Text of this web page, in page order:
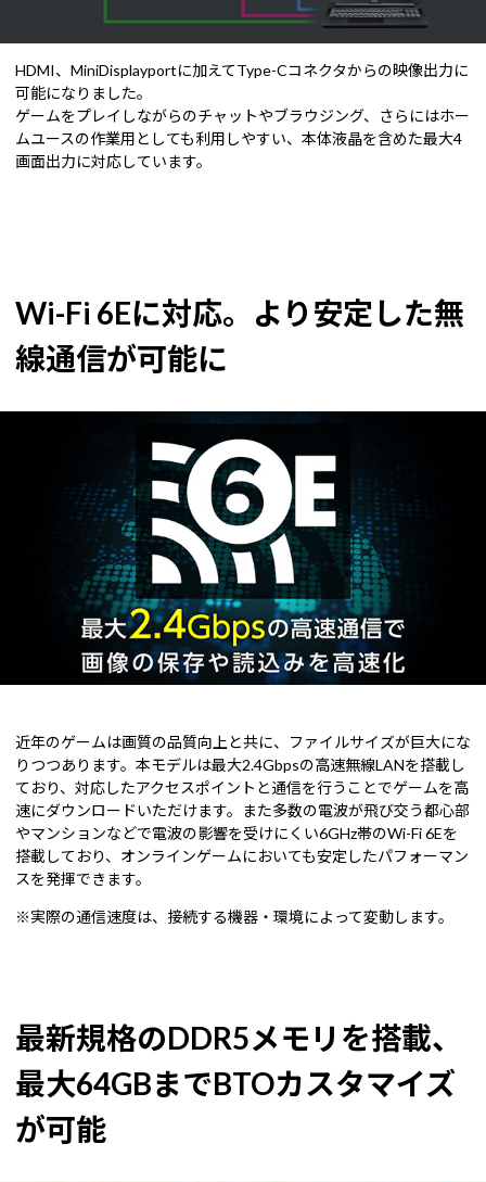
HDMI、MiniDisplayportに加えてType-Cコネクタからの映像出力に
可能になりました。
ゲームをプレイしながらのチャットやブラウジング、さらにはホー
ムユースの作業用としても利用しやすい、本体液晶を含めた最大4
画面出力に対応しています。
Wi-Fi 6Eに対応。より安定した無
線通信が可能に
近年のゲームは画質の品質向上と共に、ファイルサイズが巨大にな
りつつあります。本モデルは最大2.4Gbpsの高速無線LANを搭載し
ており、対応したアクセスポイントと通信を行うことでゲームを高
速にダウンロードいただけます。また多数の電波が飛び交う都心部
やマンションなどで電波の影響を受けにくい6GHz帯のWi-Fi 6Eを
搭載しており、オンラインゲームにおいても安定したパフォーマン
スを発揮できます。
※実際の通信速度は、接続する機器・環境によって変動します。
最新規格のDDR5メモリを搭載、
最大64GBまでBTOカスタマイズ
が可能